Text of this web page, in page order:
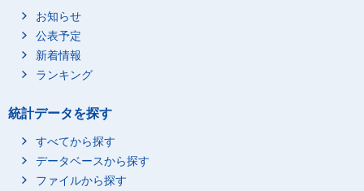
お知らせ
公表予定
新着情報
ランキング
統計データを探す
すべてから探す
データベースから探す
ファイルから探す